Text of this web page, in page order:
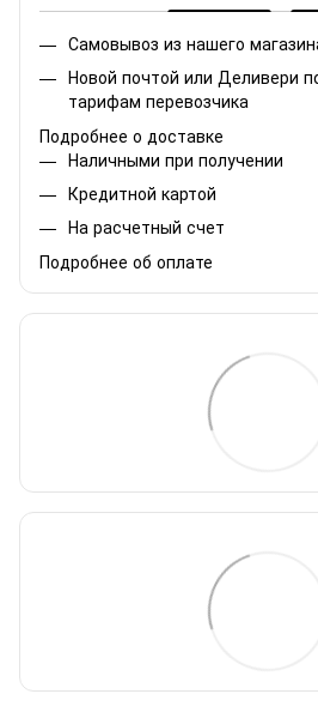
Самовывоз из нашего
Новой почтой или Деливери
тарифам перевозчика
Подробнее о доставке
Наличными при получении
Кредитной картой
На расчетный счет
Подробнее об оплате